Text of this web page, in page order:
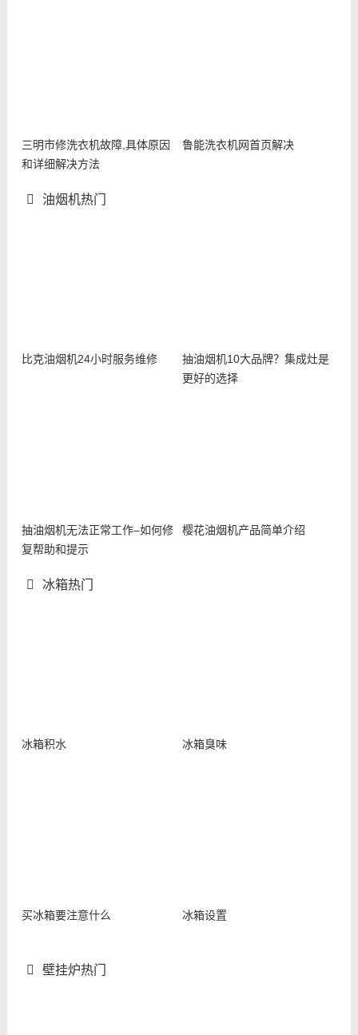
三明市修洗衣机故障,具体原因
和详细解决方法
鲁能洗衣机网首页解决
油烟机热门
比克油烟机24小时服务维修
抽油烟机10大品牌？集成灶是
更好的选择
抽油烟机无法正常工作–如何修
复帮助和提示
樱花油烟机产品简单介绍
冰箱热门
冰箱积水 冰箱臭味
买冰箱要注意什么 冰箱设置
壁挂炉热门